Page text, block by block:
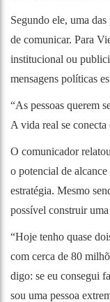
Segundo ele, uma
de comunicar. Para
institucional ou
mensagens políticas
“As pessoas querem
A vida real se conecta
O comunicador
o potencial de
estratégia. Mesmo
possível construir
“Hoje tenho quase
com cerca de 80
digo: se eu consegui
sou uma pessoa